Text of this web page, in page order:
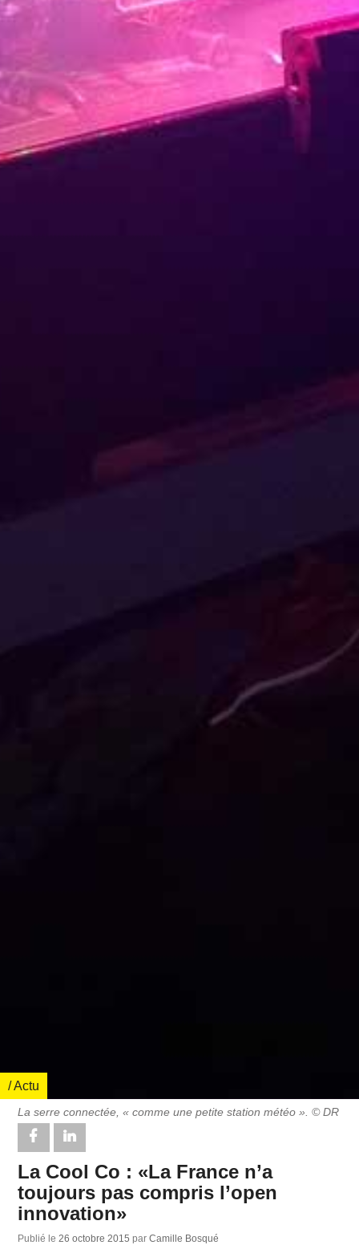
/ Actu
La serre connectée, « comme une petite station météo ». © DR
La Cool Co : «La France n’a
toujours pas compris l’open
innovation»
Publié le26 octobre 2015parCamille Bosqué